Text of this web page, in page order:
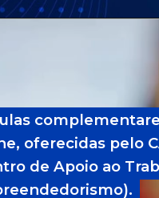
oferecidas pelo
de Apoio ao
oferecidas pelo
de Apoio ao